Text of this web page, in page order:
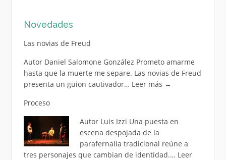
Novedades
Las novias de Freud
Autor Daniel Salomone González Prometo amarme
hasta que la muerte me separe. Las novias de Freud
presenta un guion cautivador… Leer más →
Proceso
Autor Luis Izzi Una puesta en
escena despojada de la
parafernalia tradicional reúne a
tres personajes que cambian de identidad.… Leer